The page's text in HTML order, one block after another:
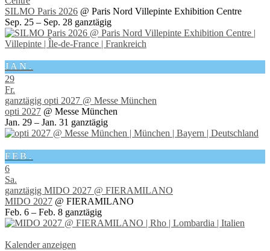
SILMO Paris 2026 @ Paris Nord Villepinte Exhibition Centre
Sep. 25 – Sep. 28 ganztägig
JAN.
29
Fr.
ganztägig opti 2027 @ Messe München
opti 2027 @ Messe München
Jan. 29 – Jan. 31 ganztägig
FEB.
6
Sa.
ganztägig MIDO 2027 @ FIERAMILANO
MIDO 2027 @ FIERAMILANO
Feb. 6 – Feb. 8 ganztägig
Kalender anzeigen